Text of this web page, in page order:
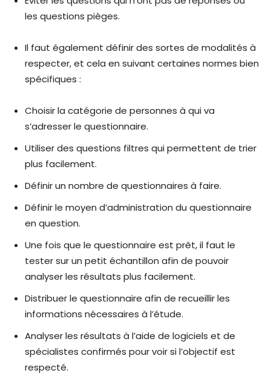
les questions pièges.
Il faut également définir des sortes de modalités à
respecter, et cela en suivant certaines normes bien
spécifiques :
Choisir la catégorie de personnes à qui va
s’adresser le questionnaire.
Utiliser des questions filtres qui permettent de trier
plus facilement.
Définir un nombre de questionnaires à faire.
Définir le moyen d’administration du questionnaire
en question.
Une fois que le questionnaire est prêt, il faut le
tester sur un petit échantillon afin de pouvoir
analyser les résultats plus facilement.
Distribuer le questionnaire afin de recueillir les
informations nécessaires à l’étude.
Analyser les résultats à l’aide de logiciels et de
spécialistes confirmés pour voir si l’objectif est
respecté.